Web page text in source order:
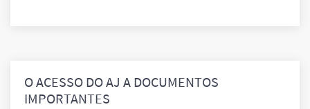
O ACESSO DO AJ A DOCUMENTOS
IMPORTANTES